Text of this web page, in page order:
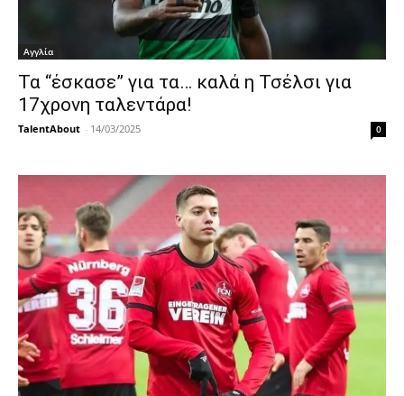
Αγγλία
Τα “έσκασε” για τα… καλά η Τσέλσι για
17χρονη ταλεντάρα!
TalentAbout - 14/03/2025 0